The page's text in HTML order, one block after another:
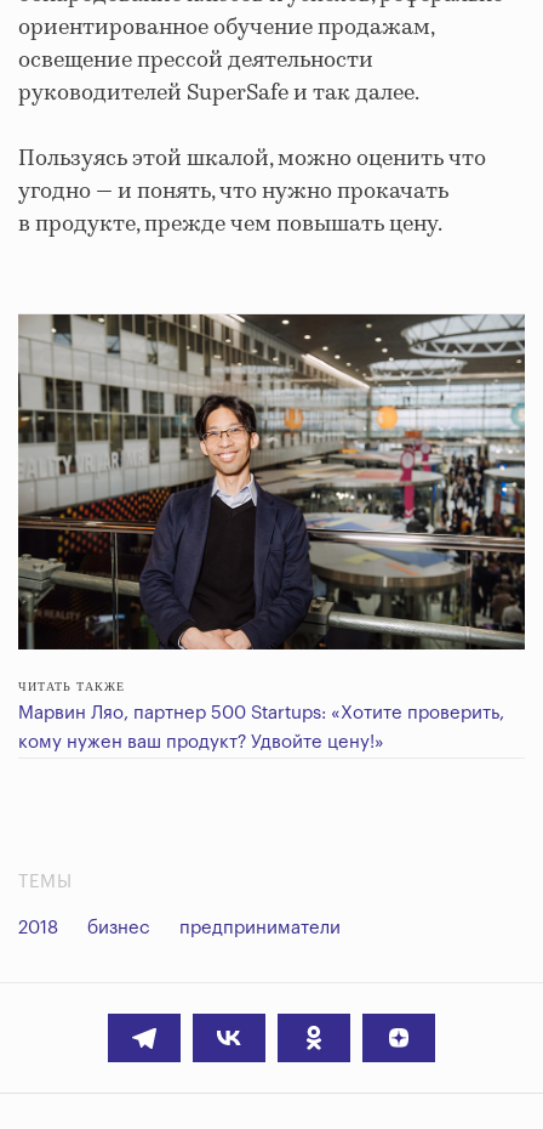
ориентированное обучение продажам,
освещение прессой деятельности
руководителей SuperSafe и так далее.
Пользуясь этой шкалой, можно оценить что
угодно — и понять, что нужно прокачать
в продукте, прежде чем повышать цену.
ЧИТАТЬ ТАКЖЕ
Марвин Ляо, партнер 500 Startups: «Хотите проверить,
кому нужен ваш продукт? Удвойте цену!»
ТЕМЫ
2018 бизнес предприниматели